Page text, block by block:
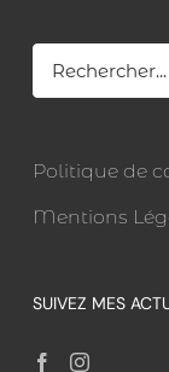
Politique de
Mentions
SUIVEZ MES